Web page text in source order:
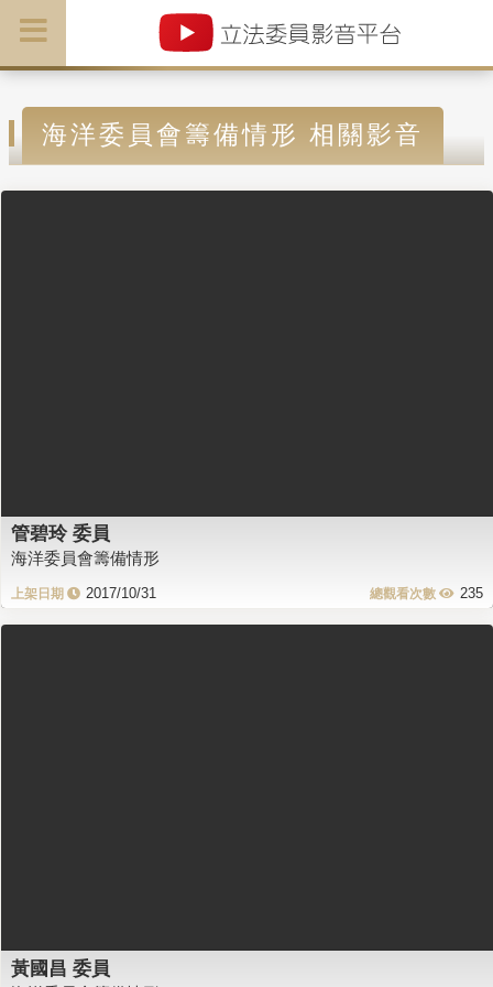
海洋委員會籌備情形 相關影音
管碧玲 委員
海洋委員會籌備情形
2017/10/31 235
黃國昌 委員